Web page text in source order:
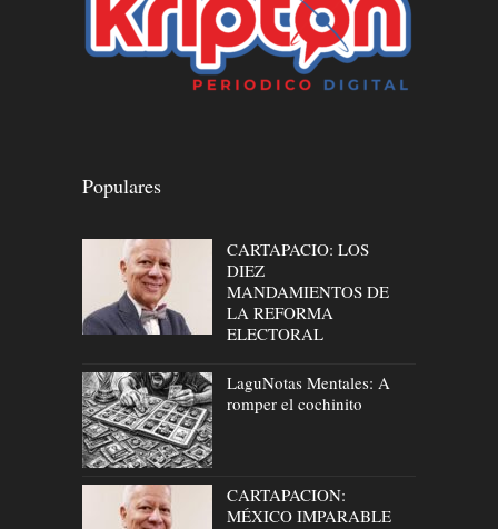
Populares
CARTAPACIO: LOS
DIEZ
MANDAMIENTOS DE
LA REFORMA
ELECTORAL
LaguNotas Mentales: A
romper el cochinito
CARTAPACION:
MÉXICO IMPARABLE